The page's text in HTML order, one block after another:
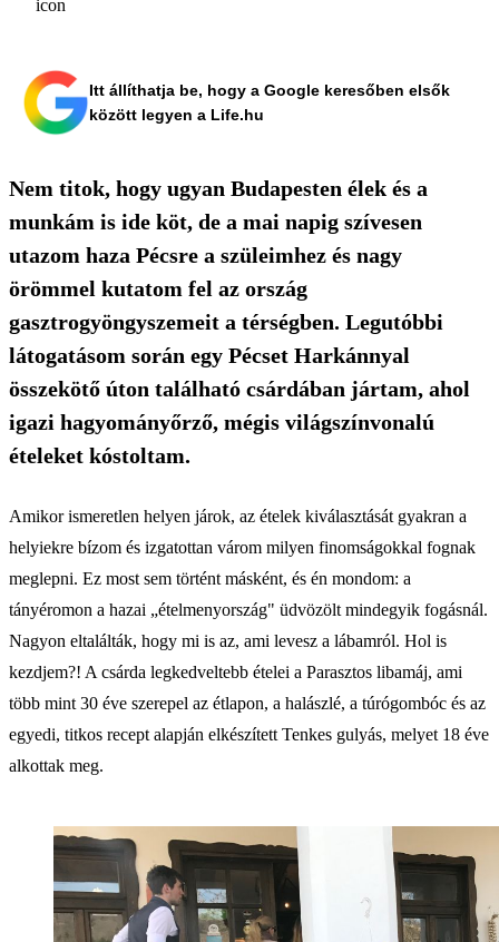
Itt állíthatja be, hogy a Google keresőben elsők
között legyen a Life.hu
Nem titok, hogy ugyan Budapesten élek és a
munkám is ide köt, de a mai napig szívesen
utazom haza Pécsre a szüleimhez és nagy
örömmel kutatom fel az ország
gasztrogyöngyszemeit a térségben. Legutóbbi
látogatásom során egy Pécset Harkánnyal
összekötő úton található csárdában jártam, ahol
igazi hagyományőrző, mégis világszínvonalú
ételeket kóstoltam.
Amikor ismeretlen helyen járok, az ételek kiválasztását gyakran a
helyiekre bízom és izgatottan várom milyen finomságokkal fognak
meglepni. Ez most sem történt másként, és én mondom: a
tányéromon a hazai „ételmenyország" üdvözölt mindegyik fogásnál.
Nagyon eltalálták, hogy mi is az, ami levesz a lábamról. Hol is
kezdjem?! A csárda legkedveltebb ételei a Parasztos libamáj, ami
több mint 30 éve szerepel az étlapon, a halászlé, a túrógombóc és az
egyedi, titkos recept alapján elkészített Tenkes gulyás, melyet 18 éve
alkottak meg.